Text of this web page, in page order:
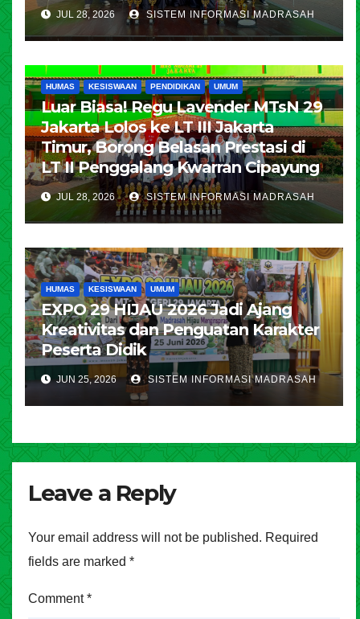
JUL 28, 2026 SISTEM INFORMASI MADRASAH
HUMAS KESISWAAN PENDIDIKAN UMUM
Luar Biasa! Regu Lavender MTsN 29
Jakarta Lolos ke LT III Jakarta
Timur, Borong Belasan Prestasi di
LT II Penggalang Kwarran Cipayung
JUL 28, 2026 SISTEM INFORMASI MADRASAH
HUMAS KESISWAAN UMUM
EXPO 29 HIJAU 2026 Jadi Ajang
Kreativitas dan Penguatan Karakter
Peserta Didik
JUN 25, 2026 SISTEM INFORMASI MADRASAH
Leave a Reply
Your email address will not be published. Required
fields are marked *
Comment*